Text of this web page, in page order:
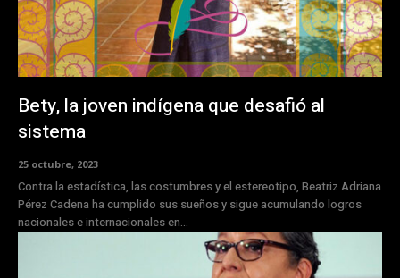
Bety, la joven indígena que desafió al
sistema
25 octubre, 2023
Contra la estadística, las costumbres y el estereotipo, Beatriz Adriana
Pérez Cadena ha cumplido sus sueños y sigue acumulando logros
nacionales e internacionales en...